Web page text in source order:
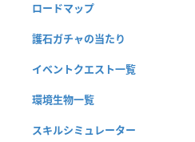
ロードマップ
護石ガチャの当たり
イベントクエスト一覧
環境生物一覧
スキルシミュレーター